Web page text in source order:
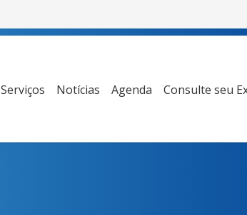
Serviços Notícias Agenda Consulte seu